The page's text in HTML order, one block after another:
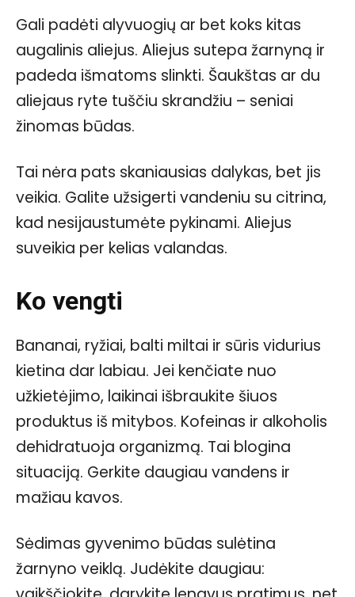
Gali padėti alyvuogių ar bet koks kitas
augalinis aliejus. Aliejus sutepa žarnyną ir
padeda išmatoms slinkti. Šaukštas ar du
aliejaus ryte tuščiu skrandžiu – seniai
žinomas būdas.
Tai nėra pats skaniausias dalykas, bet jis
veikia. Galite užsigerti vandeniu su citrina,
kad nesijaustumėte pykinami. Aliejus
suveikia per kelias valandas.
Ko vengti
Bananai, ryžiai, balti miltai ir sūris vidurius
kietina dar labiau. Jei kenčiate nuo
užkietėjimo, laikinai išbraukite šiuos
produktus iš mitybos. Kofeinas ir alkoholis
dehidratuoja organizmą. Tai blogina
situaciją. Gerkite daugiau vandens ir
mažiau kavos.
Sėdimas gyvenimo būdas sulėtina
žarnyno veiklą. Judėkite daugiau: